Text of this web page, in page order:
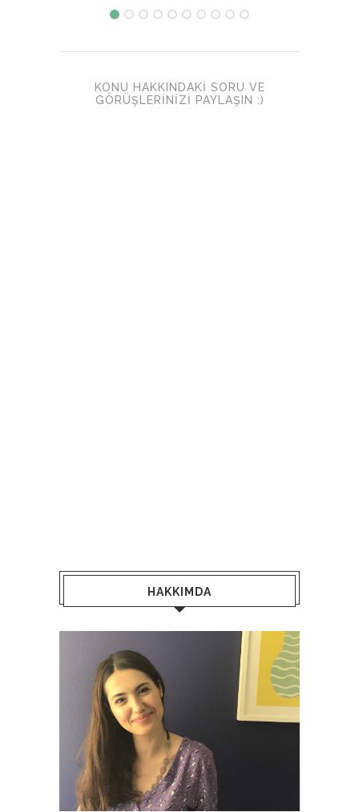
KONU HAKKINDAKI SORU VE
GÖRÜŞLERINIZI PAYLAŞIN :)
HAKKIMDA